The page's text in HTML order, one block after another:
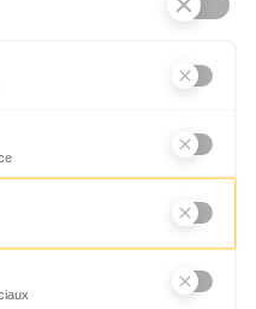
© 2026